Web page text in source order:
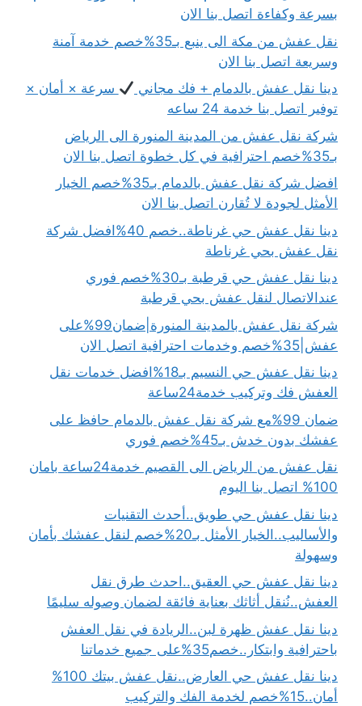
بسرعة وكفاءة اتصل بنا الان
نقل عفش من مكة الى ينبع بـ35%خصم خدمة آمنة
وسريعة اتصل بنا الان
دينا نقل عفش بالدمام + فك مجاني
سرعة × أمان ×
توفير اتصل بنا خدمة 24 ساعه
شركة نقل عفش من المدينة المنورة الى الرياض
بـ35%خصم احترافية في كل خطوة اتصل بنا الان
افضل شركة نقل عفش بالدمام بـ35%خصم الخيار
الأمثل لجودة لا تُقارن اتصل بنا الان
دينا نقل عفش حي غرناطة..خصم 40%افضل شركة
نقل عفش بحي غرناطة
دينا نقل عفش حي قرطبة بـ30%خصم فوري
عندالاتصال لنقل عفش بحي قرطبة
شركة نقل عفش بالمدينة المنورة|ضمان99%على
عفش|35%خصم وخدمات احترافية اتصل الان
دينا نقل عفش حي النسيم بـ18%افضل خدمات نقل
العفش فك وتركيب خدمة24ساعة
ضمان 99%مع شركة نقل عفش بالدمام حافظ على
عفشك بدون خدش بـ45%خصم فوري
نقل عفش من الرياض الى القصيم خدمة24ساعة بامان
100% اتصل بنا اليوم
دينا نقل عفش حي طويق..أحدث التقنيات
والأساليب..الخيار الأمثل بـ20%خصم لنقل عفشك بأمان
وسهولة
دينا نقل عفش حي العقيق..احدث طرق نقل
العفش..نُنقل أثاثك بعناية فائقة لضمان وصوله سليمًا
دينا نقل عفش ظهرة لبن..الريادة في نقل العفش
باحترافية وابتكار..خصم35%على جميع خدماتنا
دينا نقل عفش حي العارض..نقل عفش بيتك 100%
أمان..15%خصم لخدمة الفك والتركيب